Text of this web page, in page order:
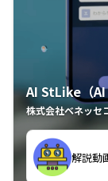
AI StLike（AI
株式会社ベネッセ
古文漢
のに非
解説動